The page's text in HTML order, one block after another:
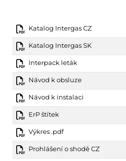
Katalog Intergas CZ
Katalog Intergas SK
Interpack leták
Návod k obsluze
Návod k instalaci
ErP štítek
Výkres .pdf
Prohlášení o shodě CZ